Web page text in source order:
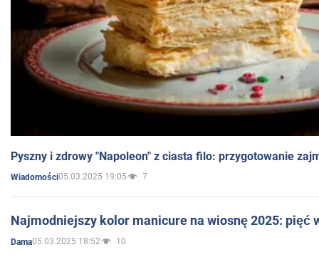
Pyszny i zdrowy "Napoleon" z ciasta filo: przygotowanie
Wiadomości05.03.2025 19:05 7
Najmodniejszy kolor manicure na wiosnę 2025: pięć
Dama05.03.2025 18:52 10